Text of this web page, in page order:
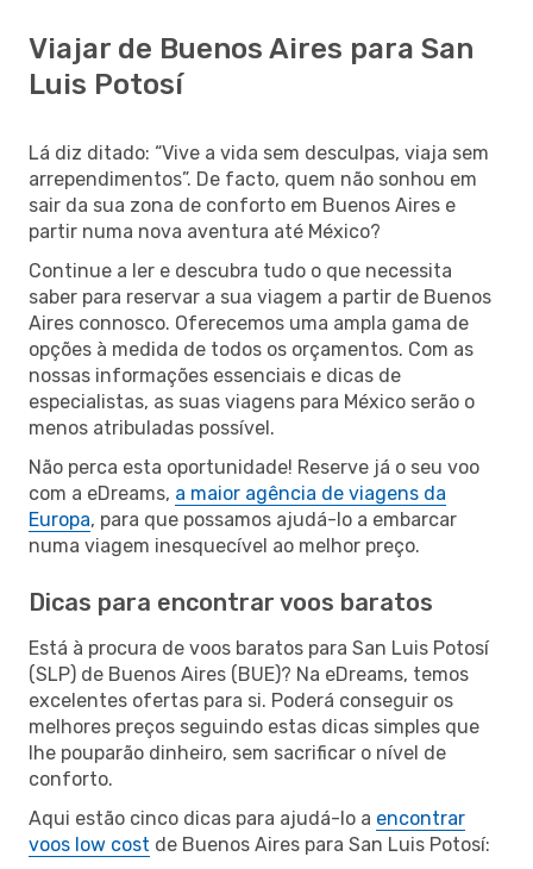
Viajar de Buenos Aires para San
Luis Potosí
Lá diz ditado: “Vive a vida sem desculpas, viaja sem
arrependimentos”. De facto, quem não sonhou em
sair da sua zona de conforto em Buenos Aires e
partir numa nova aventura até México?
Continue a ler e descubra tudo o que necessita
saber para reservar a sua viagem a partir de Buenos
Aires connosco. Oferecemos uma ampla gama de
opções à medida de todos os orçamentos. Com as
nossas informações essenciais e dicas de
especialistas, as suas viagens para México serão o
menos atribuladas possível.
Não perca esta oportunidade! Reserve já o seu voo
com a eDreams, a maior agência de viagens da
Europa, para que possamos ajudá-lo a embarcar
numa viagem inesquecível ao melhor preço.
Dicas para encontrar voos baratos
Está à procura de voos baratos para San Luis Potosí
(SLP) de Buenos Aires (BUE)? Na eDreams, temos
excelentes ofertas para si. Poderá conseguir os
melhores preços seguindo estas dicas simples que
lhe pouparão dinheiro, sem sacrificar o nível de
conforto.
Aqui estão cinco dicas para ajudá-lo a encontrar
voos low cost de Buenos Aires para San Luis Potosí: